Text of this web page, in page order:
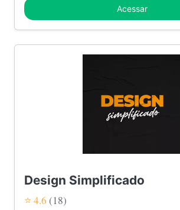
Acessar
Design Simplificado
⭐ 4.6 (18)